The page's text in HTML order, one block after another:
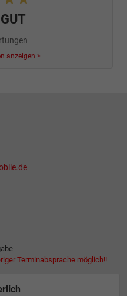
anzeigen >
Terminabsprache möglich!!